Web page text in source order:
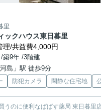
里
ックハウス東日暮里
理/共益費4,000円
築9年 /3階建
島」駅 徒歩9分
防犯カメラ 閑静な住宅地
うのに便利なぱぱす薬局 東日暮里